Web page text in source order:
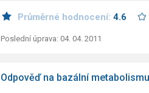
Průměrné hodnocení: 4.6
Poslední úprava: 04. 04. 2011
Odpověď na bazální